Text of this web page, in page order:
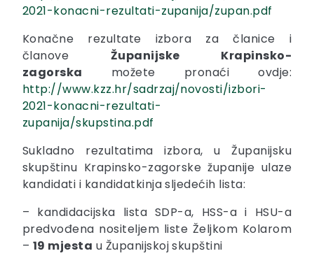
2021-konacni-rezultati-zupanija/zupan.pdf
Konačne rezultate izbora za članice i
članove Županijske Krapinsko-
zagorska možete pronaći ovdje:
http://www.kzz.hr/sadrzaj/novosti/izbori-
2021-konacni-rezultati-
zupanija/skupstina.pdf
Sukladno rezultatima izbora, u Županijsku
skupštinu Krapinsko-zagorske županije ulaze
kandidati i kandidatkinja sljedećih lista:
– kandidacijska lista SDP-a, HSS-a i HSU-a
predvođena nositeljem liste Željkom Kolarom
– 19 mjesta u Županijskoj skupštini